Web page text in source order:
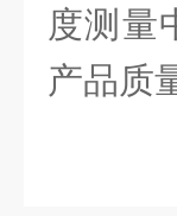
度测量
产品质